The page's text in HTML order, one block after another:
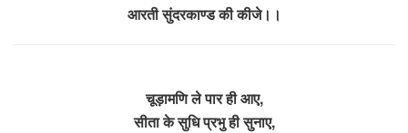
आरती सुंदरकाण्ड की कीजे।।
चूड़ामणि ले पार ही आए,
सीता के सुधि प्रभु ही सुनाए,